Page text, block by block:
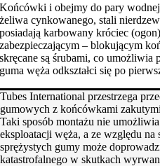
Końcówki i obejmy do pary
żeliwa cynkowanego, stali
posiadają karbowany króciec
zabezpieczającym – blokującym
skręcane są śrubami, co umożliwia
guma węża odkształci się po
Tubes International przestrzega
gumowych z końcówkami
Taki sposób montażu nie
eksploatacji węża, a ze względu na
sprężystych gumy może
katastrofalnego w skutkach